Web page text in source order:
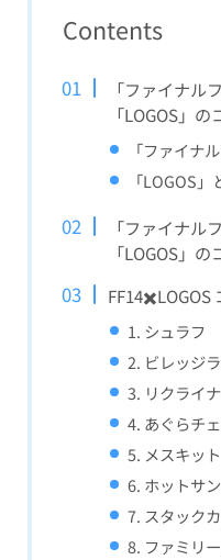
Contents
「ファイナル
「LOGOS」
「ファイナ
「LOGOS」
「ファイナル
「LOGOS」
FF14✖️LOGOS
1. シュラフ
2. ビレッジ
3. リクライ
4. あぐらチ
5. メスキット
6. ホットサ
7. スタック
8. ファミリ